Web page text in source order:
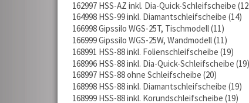
162997 HSS-AZ inkl. Dia-Quick-Schleifscheibe 12
164998 HSS-99 inkl. Diamantschleifscheibe 14
166998 Gipssilo WGS-25T, Tischmodell 11
166999 Gipssilo WGS-25W, Wandmodell 11
168991 HSS-88 inkl. Folienschleifscheibe 19
168996 HSS-88 inkl. Dia-Quick-Schleifscheibe 19
168997 HSS-88 ohne Schleifscheibe 20
168998 HSS-88 inkl. Diamantschleifscheibe 19
168999 HSS-88 inkl. Korundschleifscheibe 19